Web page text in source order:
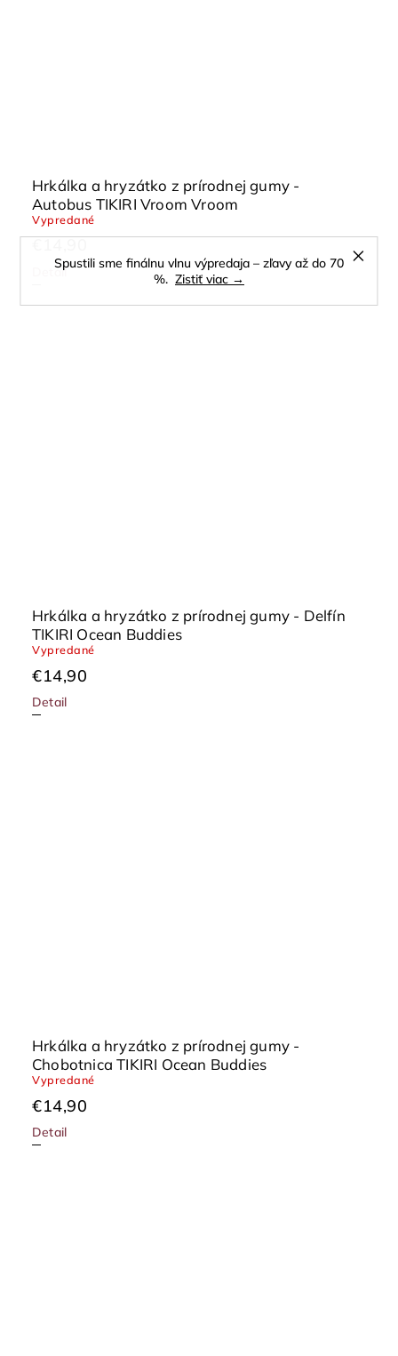
Spustili sme finálnu vlnu výpredaja – zľavy až do 70
%. Zistiť viac →
Hrkálka a hryzátko z prírodnej gumy -
Autobus TIKIRI Vroom Vroom
Vypredané
Detail
Hrkálka a hryzátko z prírodnej gumy - Delfín
TIKIRI Ocean Buddies
Vypredané
€14,90
Detail
Hrkálka a hryzátko z prírodnej gumy -
Chobotnica TIKIRI Ocean Buddies
Vypredané
€14,90
Detail